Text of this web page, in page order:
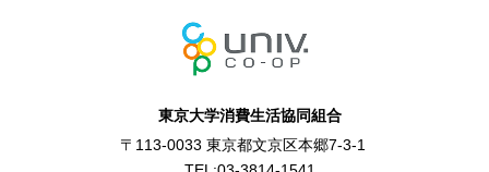
東京大学消費生活協同組合
〒113-0033 東京都文京区本郷7-3-1